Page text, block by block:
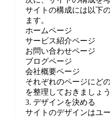
サイトの構成には以下
ます。
ホームページ
サービス紹介ページ
お問い合わせページ
ブログページ
会社概要ページ
それぞれのページにど
を整理しておきましょう
3. デザインを決める
サイトのデザインはユ